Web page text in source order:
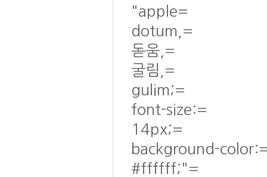
"apple=
dotum,=
돋움,=
굴림,=
gulim;=
font-size:=
14px;=
background-
#ffffff;"=